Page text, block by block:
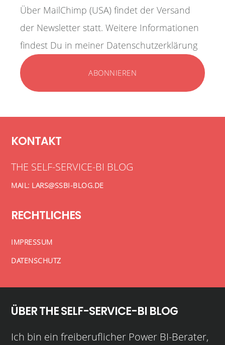
Über MailChimp (USA) findet der Versand
der Newsletter statt. Weitere Informationen
findest Du in meiner Datenschutzerklärung
KONTAKT
THE SELF-SERVICE-BI BLOG
MAIL: LARS@SSBI-BLOG.DE
RECHTLICHES
IMPRESSUM
DATENSCHUTZ
ÜBER THE SELF-SERVICE-BI BLOG
Ich bin ein freiberuflicher Power BI-Berater,